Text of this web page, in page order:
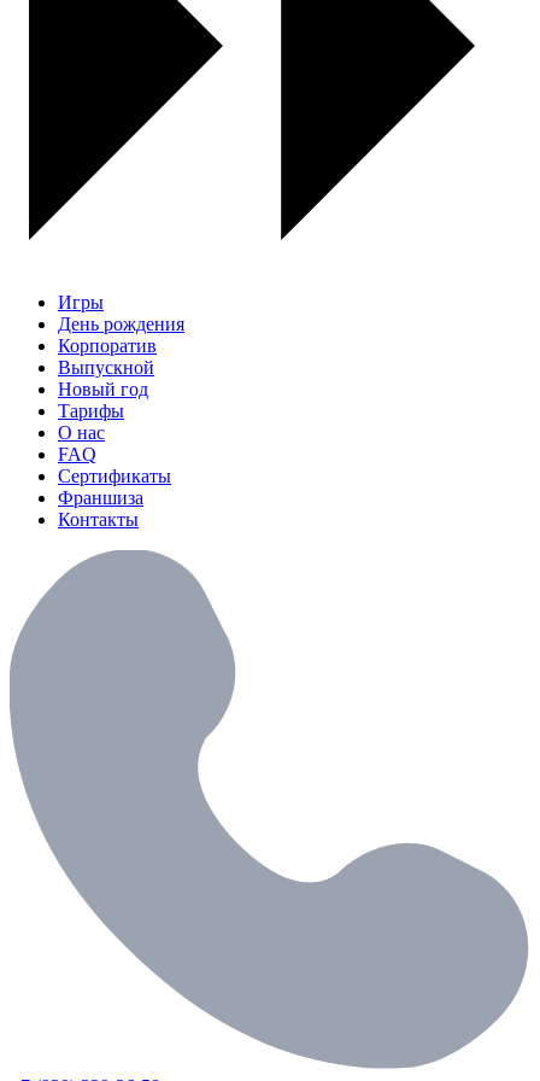
Игры
День рождения
Корпоратив
Выпускной
Новый год
Тарифы
О нас
FAQ
Сертификаты
Франшиза
Контакты